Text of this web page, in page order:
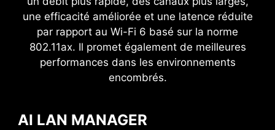
une efficacité améliorée et une latence réduite
par rapport au Wi-Fi 6 basé sur la norme
802.11ax. Il promet également de meilleures
performances dans les environnements
encombrés.
AI LAN MANAGER
2x5x
Excursion de puissance